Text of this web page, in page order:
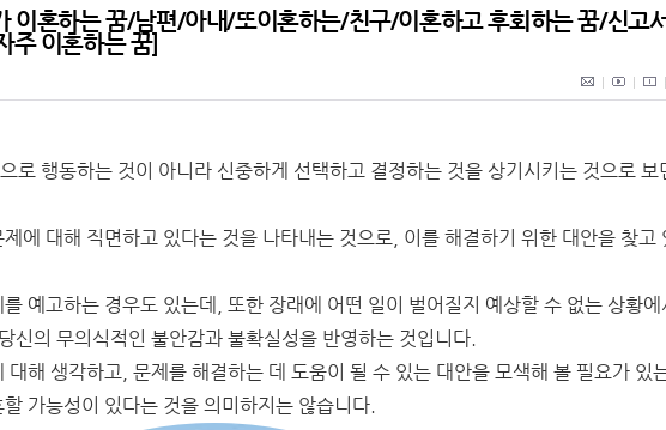
이혼하는 꿈/남편/아내/또이혼하는/친구/이혼하고 후회하는 꿈/신고서
주 이혼하는 꿈]
로 행동하는 것이 아니라 신중하게 선택하고 결정하는 것을 상기시키는 것으로 보
에 대해 직면하고 있다는 것을 나타내는 것으로, 이를 해결하기 위한 대안을 찾고
예고하는 경우도 있는데, 또한 장래에 어떤 일이 벌어질지 예상할 수 없는 상황에
신의 무의식적인 불안감과 불확실성을 반영하는 것입니다.
해 생각하고, 문제를 해결하는 데 도움이 될 수 있는 대안을 모색해 볼 필요가 있는
가능성이 있다는 것을 의미하지는 않습니다.